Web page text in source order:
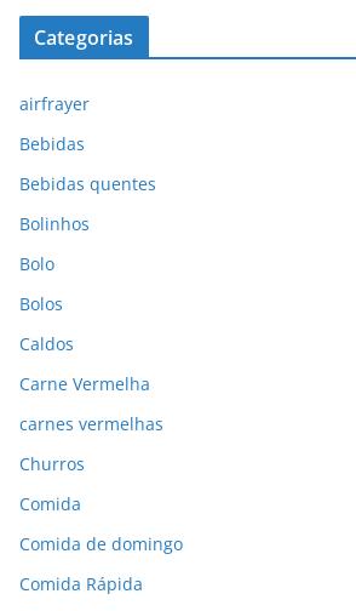
Categorias
airfrayer
Bebidas
Bebidas quentes
Bolinhos
Bolo
Bolos
Caldos
Carne Vermelha
carnes vermelhas
Churros
Comida
Comida de domingo
Comida Rápida